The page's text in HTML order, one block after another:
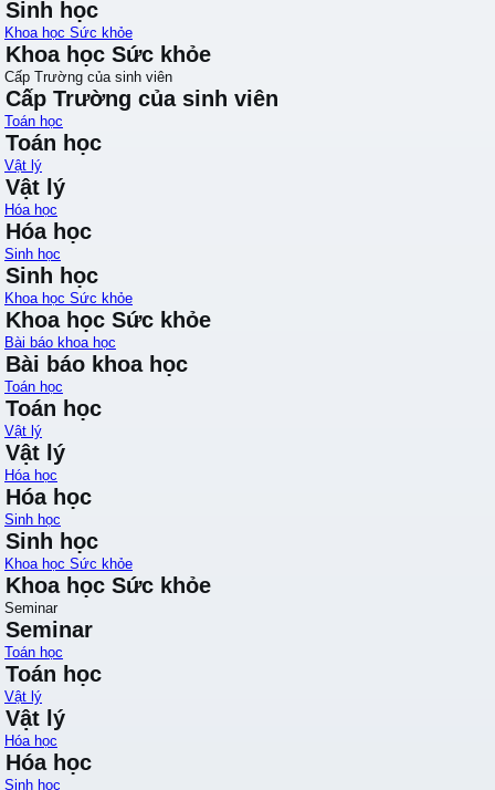
Sinh học
Khoa học Sức khỏe
Khoa học Sức khỏe
Cấp Trường của sinh viên
Cấp Trường của sinh viên
Toán học
Toán học
Vật lý
Vật lý
Hóa học
Hóa học
Sinh học
Sinh học
Khoa học Sức khỏe
Khoa học Sức khỏe
Bài báo khoa học
Bài báo khoa học
Toán học
Toán học
Vật lý
Vật lý
Hóa học
Hóa học
Sinh học
Sinh học
Khoa học Sức khỏe
Khoa học Sức khỏe
Seminar
Seminar
Toán học
Toán học
Vật lý
Vật lý
Hóa học
Hóa học
Sinh học